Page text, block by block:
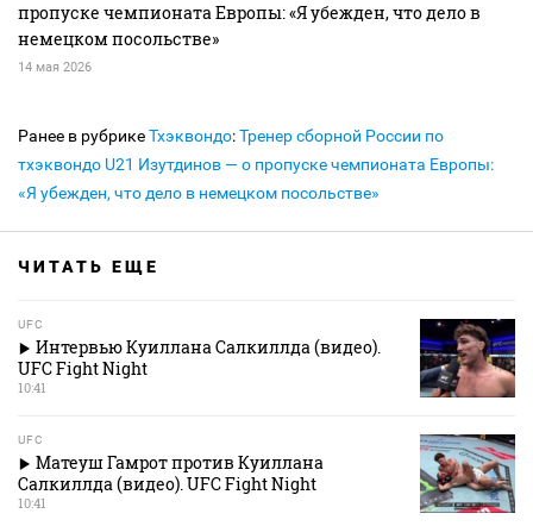
пропуске чемпионата Европы: «Я убежден, что дело в
немецком посольстве»
14 мая 2026
Ранее в рубрикеТхэквондо:Тренер сборной России по
тхэквондо U21 Изутдинов — о пропуске чемпионата Европы:
«Я убежден, что дело в немецком посольстве»
ЧИТАТЬ ЕЩЕ
UFC
Интервью Куиллана Салкиллда (видео).
UFC Fight Night
10:41
UFC
Матеуш Гамрот против Куиллана
Салкиллда (видео). UFC Fight Night
10:41